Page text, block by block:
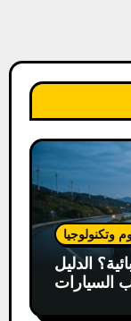
وتكنولوجيا
الدليل
السيارات